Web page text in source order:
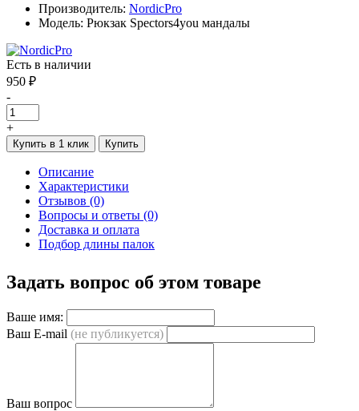
Производитель: NordicPro
Модель: Рюкзак Spectors4you мандалы
Есть в наличии
950 ₽
-
+
Купить в 1 клик Купить
Описание
Характеристики
Отзывов (0)
Вопросы и ответы (0)
Доставка и оплата
Подбор длины палок
Задать вопрос об этом товаре
Ваше имя:
Ваш E-mail (не публикуется)
Ваш вопрос